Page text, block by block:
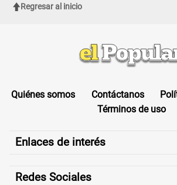
Regresar al inicio
Quiénes somos Contáctanos
Términos de uso
Enlaces de interés
Redes Sociales